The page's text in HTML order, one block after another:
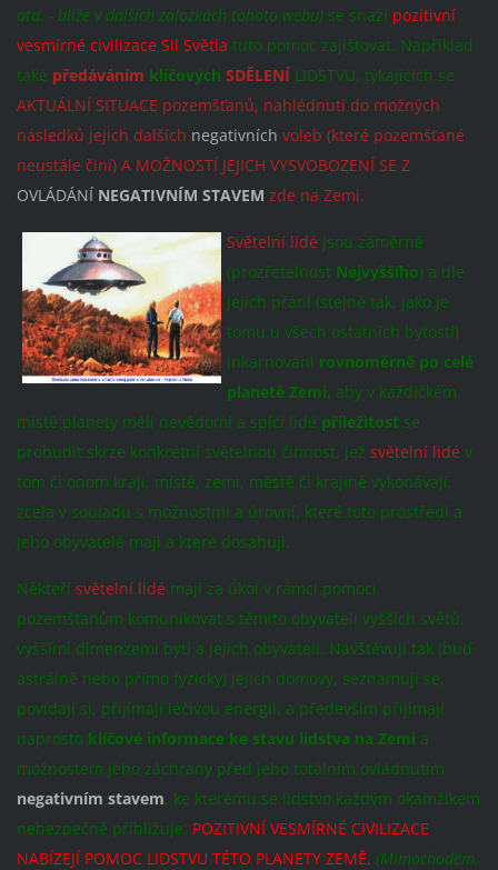
atd. - blíže v dalších záložkách tohoto webu) se snaží pozitivní
vesmírné civilizace Sil Světla tuto pomoc zajišťovat. Například
také předáváním klíčových SDĚLENÍ LIDSTVU, týkajících se
AKTUÁLNÍ SITUACE pozemšťanů, nahlédnutí do možných
následků jejich dalších negativních voleb (které pozemšťané
neustále činí) A MOŽNOSTÍ JEJICH VYSVOBOZENÍ SE Z
OVLÁDÁNÍ NEGATIVNÍM STAVEM zde na Zemi.
Světelní lidé jsou záměrně
(prozřetelnost Nejvyššího) a dle
jejich přání (stejně tak, jako je
tomu u všech ostatních bytostí)
inkarnováni rovnoměrně po celé
planetě Zemi, aby v každičkém
místě planety měli nevědomí a spící lidé příležitostse
probudit skrze konkrétní světelnou činnost, jež světelní lidé v
tom či onom kraji, místě, zemi, městě či krajině vykonávají,
zcela v souladu s možnostmi a úrovní, které toto prostředí a
jeho obyvatelé mají a které dosahují.
Někteří světelní lidé mají za úkol v rámci pomoci
pozemšťanům komunikovat s těmito obyvateli vyšších světů,
vyššími dimenzemi bytí a jejich obyvateli. Navštěvují tak (buď
astrálně nebo přímo fyzicky) jejich domovy, seznamují se,
povídají si, přijímají léčivou energii, a především přijímají
naprosto klíčové informace ke stavu lidstva na Zemi a
možnostem jeho záchrany před jeho totálním ovládnutím
negativním stavem, ke kterému se lidstvo každým okamžikem
nebezpečně přibližuje. POZITIVNÍ VESMÍRNÉ CIVILIZACE
NABÍZEJÍ POMOC LIDSTVU TÉTO PLANETY ZEMĚ. (Mimochodem,